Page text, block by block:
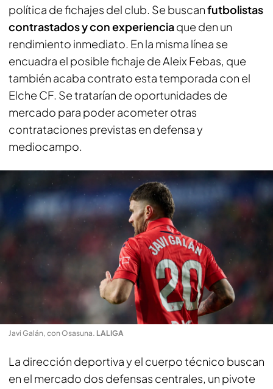
política de fichajes del club. Se buscanfutbolistas
contrastados y con experienciaque den un
rendimiento inmediato. En la misma línea se
encuadra el posible fichaje de Aleix Febas, que
también acaba contrato esta temporada con el
Elche CF. Se tratarían de oportunidades de
mercado para poder acometer otras
contrataciones previstas en defensa y
mediocampo.
Javi Galán, con Osasuna. LALIGA
La dirección deportiva y el cuerpo técnico buscan
en el mercado dos defensas centrales, un pivote